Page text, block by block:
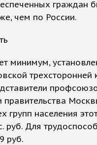
граждан
чем по России.
минимум,
трехсторонней
правительства
групп населения
руб. Для
руб.